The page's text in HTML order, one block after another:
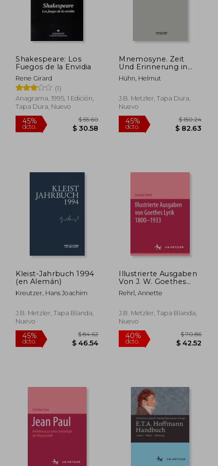
Shakespeare: Los
Fuegos de la Envidia
Rene Girard
(1)
Anagrama, 1995, 1 Edición,
Tapa Dura, Nuevo
dcto.
Mnemosyne. Zeit
Und Erinnerung in
Hölderlins Denken
(en Alemán)
Hühn, Helmut
J.B. Metzler, Tapa Dura,
Nuevo
Kleist-Jahrbuch 1994
(en Alemán)
Kreutzer, Hans Joachim
J.B. Metzler, Tapa Blanda,
Nuevo
45%
dcto.
Illustrierte Ausgaben
Von J. W. Goethes
Lyrik 1800 - 1933:
M&p Schriftenreihe
Rehrl, Annette
J.B. Metzler, Tapa Blanda,
Nuevo
40%
dcto.